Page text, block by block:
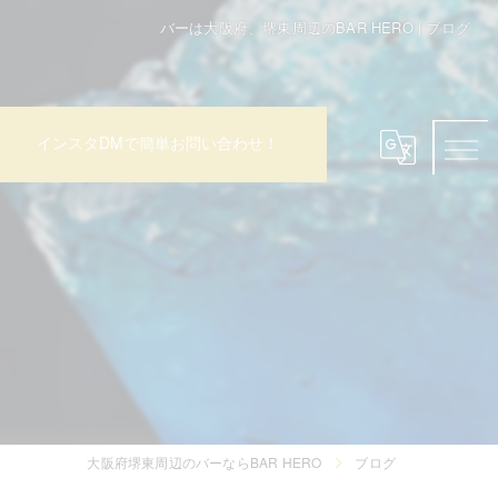
バーは大阪府、堺東周辺のBAR HERO | ブログ
インスタDMで簡単お問い合わせ！
大阪府堺東周辺のバーならBAR HERO ブログ